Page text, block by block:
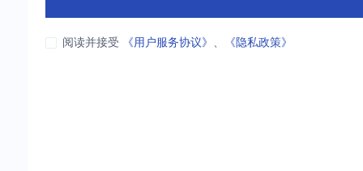
阅读并接受 《用户服务协议》 、 《隐私政策》